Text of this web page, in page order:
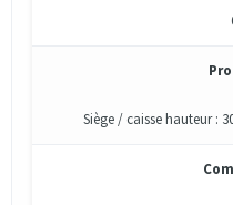
Siège / caisse hauteur :